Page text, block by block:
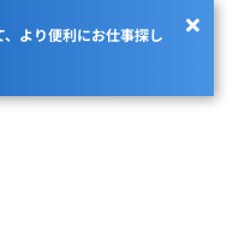
より便利にお仕事探し